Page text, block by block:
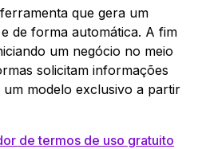
que gera um
de forma automática. A fim
um negócio no meio
solicitam informações
modelo exclusivo a partir
de termos de uso gratuito